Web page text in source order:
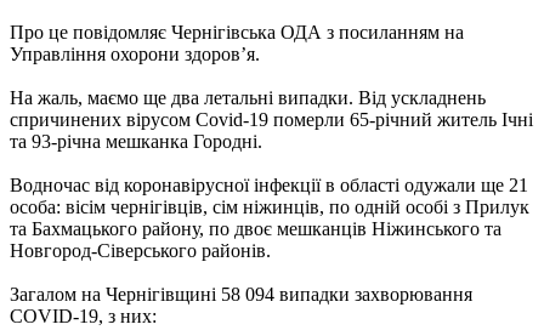
Про це повідомляє Чернігівська ОДА з посиланням на
Управління охорони здоров’я.
На жаль, маємо ще два летальні випадки. Від ускладнень
спричинених вірусом Covid-19 померли 65-річний житель Ічні
та 93-річна мешканка Городні.
Водночас від коронавірусної інфекції в області одужали ще 21
особа: вісім чернігівців, сім ніжинців, по одній особі з Прилук
та Бахмацького району, по двоє мешканців Ніжинського та
Новгород-Сіверського районів.
Загалом на Чернігівщині 58 094 випадки захворювання
COVID-19, з них: